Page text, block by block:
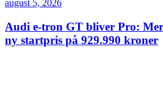
august 5, 2026
Audi e-tron GT bliver Pro:
ny startpris på 929.990 kroner